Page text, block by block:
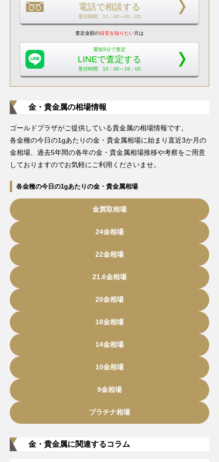
電話で相談する
受付時間 11：00～20：00
査定金額の目安を知りたい方は
最短5分で査定
LINEで査定する
受付時間 10：00～18：00
金・貴金属の相場情報
ゴールドプラザがご提供している貴金属の相場情報です。
各金種の今日の1gあたりの金・貴金属相場に始まり直近3か月の
金相場、過去5年間の各年の金・貴金属相場推移や考察をご用意
しておりますのでお気軽にご利用くださいませ。
各金種の今日の1gあたりの金・貴金属相場
金買取相場
24金相場
22金相場
21.6金相場
20金相場
18金相場
14金相場
10金相場
9金相場
プラチナ相場
金・貴金属に関連するコラム